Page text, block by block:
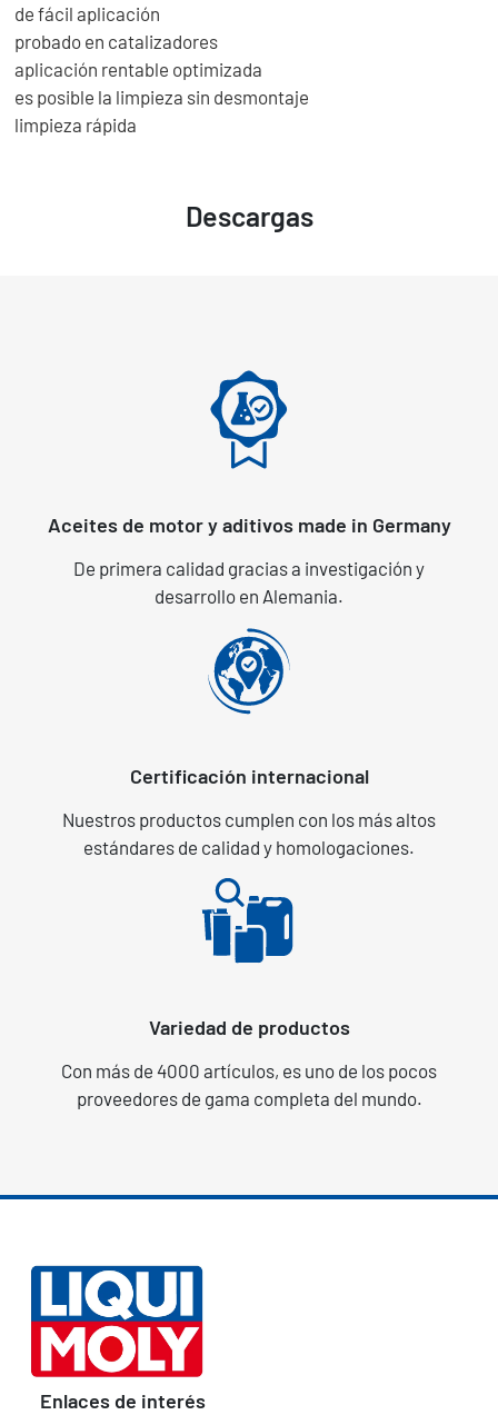
Descargas
de fácil aplicación
probado en catalizadores
aplicación rentable optimizada
es posible la limpieza sin desmontaje
limpieza rápida
Aceites de motor y aditivos made in Germany
De primera calidad gracias a investigación y
desarrollo en Alemania.
Certificación internacional
Nuestros productos cumplen con los más altos
estándares de calidad y homologaciones.
Variedad de productos
Con más de 4000 artículos, es uno de los pocos
proveedores de gama completa del mundo.
Enlaces de interés